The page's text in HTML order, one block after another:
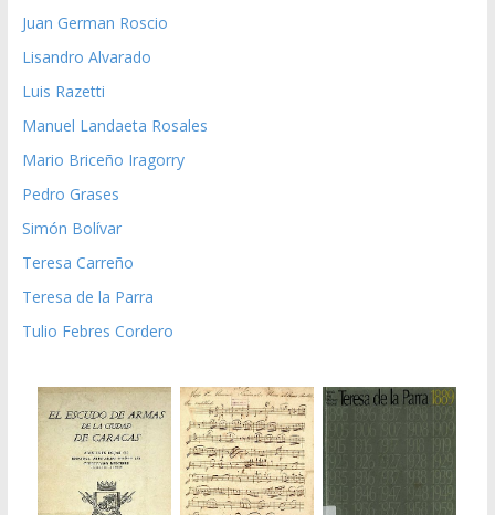
Juan German Roscio
Lisandro Alvarado
Luis Razetti
Manuel Landaeta Rosales
Mario Briceño Iragorry
Pedro Grases
Simón Bolívar
Teresa Carreño
Teresa de la Parra
Tulio Febres Cordero